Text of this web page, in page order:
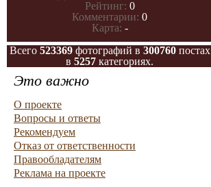
Рейтинг: 0
Комментарии: 0
Карта: -
Всего 523369фотографий в 300760постах
в 5257 категориях.
Это важно
О проекте
Вопросы и ответы
Рекомендуем
Отказ от ответственности
Правообладателям
Реклама на проекте